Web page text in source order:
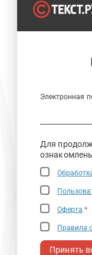
Электронная
Для
Оферта *
Правила
Принять